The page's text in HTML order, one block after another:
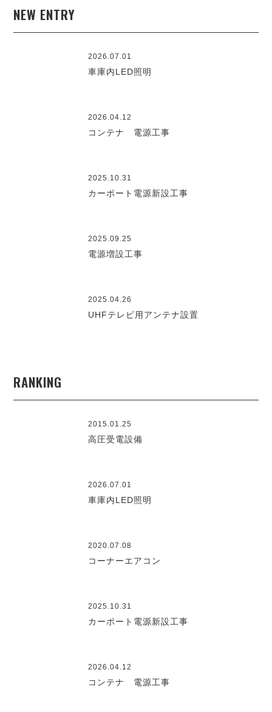
NEW ENTRY
2026.07.01
車庫内LED照明
2026.04.12
コンテナ 電源工事
2025.10.31
カーポート電源新設工事
2025.09.25
電源増設工事
2025.04.26
UHFテレビ用アンテナ設置
RANKING
2015.01.25
高圧受電設備
2026.07.01
車庫内LED照明
2020.07.08
コーナーエアコン
2025.10.31
カーポート電源新設工事
2026.04.12
コンテナ 電源工事